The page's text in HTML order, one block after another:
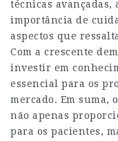
técnicas avançadas,
importância de
aspectos que
Com a crescente
investir em
essencial para os
mercado. Em suma,
não apenas
para os pacientes,